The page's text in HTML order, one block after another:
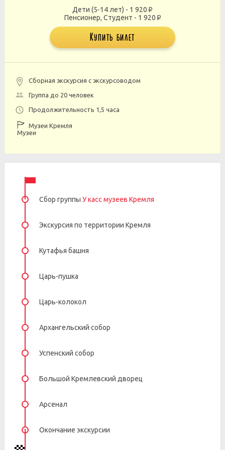
Дети (5-14 лет) - 1 920 p
Пенсионер, Студент - 1 920 p
Купить билет
Сборная экскурсия с экскурсоводом
Группа до 20 человек
Продолжительность 1,5 часа
Музеи Кремля
Музеи
Сбор группы У касс музеев Кремля
Экскурсия по территории Кремля
Кутафья башня
Царь-пушка
Царь-колокол
Архангельский собор
Успенский собор
Большой Кремлевский дворец
Арсенал
Окончание экскурсии